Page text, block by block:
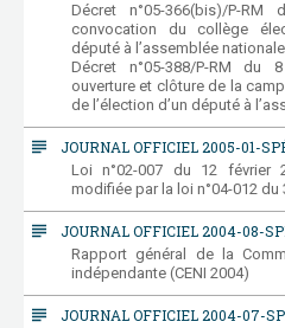
Décret n°05-366(bis)/P-
convocation du collège
député à l’assemblée nationale
Décret n°05-388/P-RM du
ouverture et clôture de la
de l’élection d’un député à
subject JOURNAL OFFICIEL 2005-01-
Loi n°02-007 du 12 février
modifiée par la loi n°04-012 du
subject JOURNAL OFFICIEL 2004-08-
Rapport général de la
indépendante (CENI 2004)
subject JOURNAL OFFICIEL 2004-07-